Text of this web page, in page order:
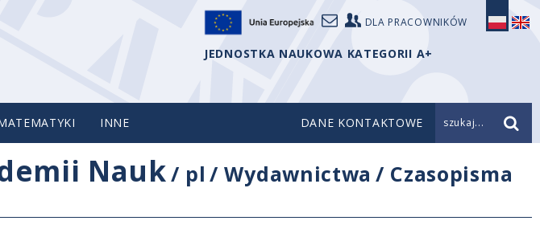
DLA PRACOWNIKÓW
JEDNOSTKA NAUKOWA KATEGORII A+
INNE DANE KONTAKTOWE szukaj...
Nauk/ pl /Wydawnictwa / Czasopisma